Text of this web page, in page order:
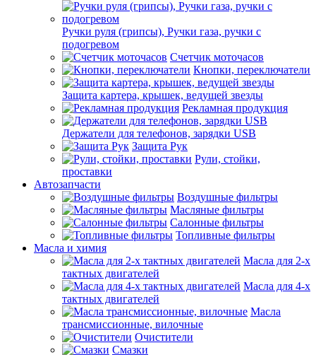
Ручки руля (грипсы), Ручки газа, ручки с
подогревом
Счетчик моточасов
Кнопки, переключатели
Защита картера, крышек, ведущей звезды
Рекламная продукция
Держатели для телефонов, зарядки USB
Защита Рук
Рули, стойки,
проставки
Автозапчасти
Воздушные фильтры
Масляные фильтры
Салонные фильтры
Топливные фильтры
Масла и химия
Масла для 2-х
тактных двигателей
Масла для 4-х
тактных двигателей
Масла
трансмиссионные, вилочные
Очистители
Смазки